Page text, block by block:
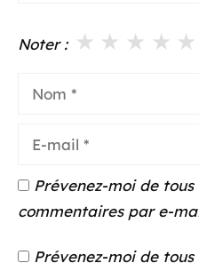
Noter : ★
★
★
★
★
mail
Prévenez-moi de tous
commentaires par e-
Prévenez-moi de